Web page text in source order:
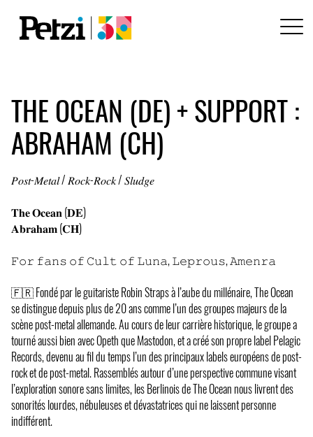
THE OCEAN (DE) + SUPPORT :
ABRAHAM (CH)
𝑃𝑜𝑠𝑡-𝑀𝑒𝑡𝑎𝑙 / 𝑅𝑜𝑐𝑘-𝑅𝑜𝑐𝑘 / 𝑆𝑙𝑢𝑑𝑔𝑒
𝐓𝐡𝐞 𝐎𝐜𝐞𝐚𝐧 (𝐃𝐄)
𝐀𝐛𝐫𝐚𝐡𝐚𝐦 (𝐂𝐇)
𝙵𝚘𝚛 𝚏𝚊𝚗𝚜 𝚘𝚏 𝙲𝚞𝚕𝚝 𝚘𝚏 𝙻𝚞𝚗𝚊, 𝙻𝚎𝚙𝚛𝚘𝚞𝚜, 𝙰𝚖𝚎𝚗𝚛𝚊
🇫🇷 Fondé par le guitariste Robin Straps à l’aube du millénaire, The Ocean
se distingue depuis plus de 20 ans comme l’un des groupes majeurs de la
scène post-metal allemande. Au cours de leur carrière historique, le groupe a
tourné aussi bien avec Opeth que Mastodon, et a créé son propre label Pelagic
Records, devenu au fil du temps l’un des principaux labels européens de post-
rock et de post-metal. Rassemblés autour d’une perspective commune visant
l’exploration sonore sans limites, les Berlinois de The Ocean nous livrent des
sonorités lourdes, nébuleuses et dévastatrices qui ne laissent personne
indifférent.